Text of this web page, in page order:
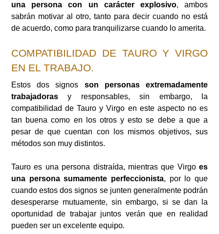
una persona con un carácter explosivo, ambos
sabrán motivar al otro, tanto para decir cuando no está
de acuerdo, como para tranquilizarse cuando lo amerita.
COMPATIBILIDAD DE TAURO Y VIRGO
EN EL TRABAJO.
Estos dos signos son personas extremadamente
trabajadoras y responsables, sin embargo, la
compatibilidad de Tauro y Virgo en este aspecto no es
tan buena como en los otros y esto se debe a que a
pesar de que cuentan con los mismos objetivos, sus
métodos son muy distintos.
Tauro es una persona distraída, mientras que Virgo es
una persona sumamente perfeccionista, por lo que
cuando estos dos signos se junten generalmente podrán
desesperarse mutuamente, sin embargo, si se dan la
oportunidad de trabajar juntos verán que en realidad
pueden ser un excelente equipo.